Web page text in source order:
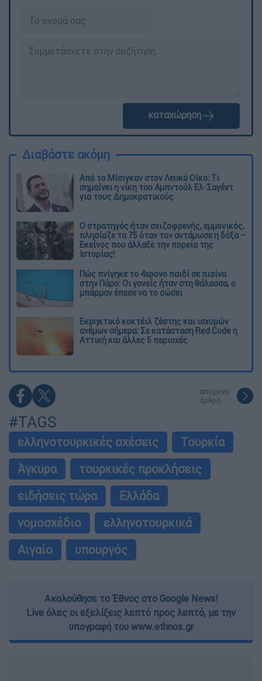
καταχώρηση
Διαβάστε ακόμη
Από το Μίσιγκαν στον Λευκό Οίκο: Τι
σημαίνει η νίκη του Αμπντούλ Ελ-Σαγέντ
για τους Δημοκρατικούς
O στρατηγός ήταν σχιζοφρενής, εμμονικός,
πλησίαζε τα 75 όταν τον αντάμωσε η δόξα –
Εκείνος που άλλαξε την πορεία της
Ιστορίας!
Πώς πνίγηκε το 4χρονο παιδί σε πισίνα
στην Πάρο: Οι γονείς ήταν στη θάλασσα, ο
μπάρμαν έπεσε να το σώσει
Εκρηκτικό κοκτέιλ ζέστης και ισχυρών
ανέμων σήμερα: Σε κατάσταση Red Code η
Αττική και άλλες 5 περιοχές
επόμενο
άρθρο
#TAGS
ελληνοτουρκικές σχέσεις
Τουρκία
Άγκυρα
τουρκικές προκλήσεις
ειδήσεις τώρα
Ελλάδα
νομοσχέδιο
ελληνοτουρκικά
Αιγαίο
υπουργός
Ακολούθησε το Έθνος στο Google News!
Live όλες οι εξελίξεις λεπτό προς λεπτό, με την
υπογραφή του www.ethnos.gr